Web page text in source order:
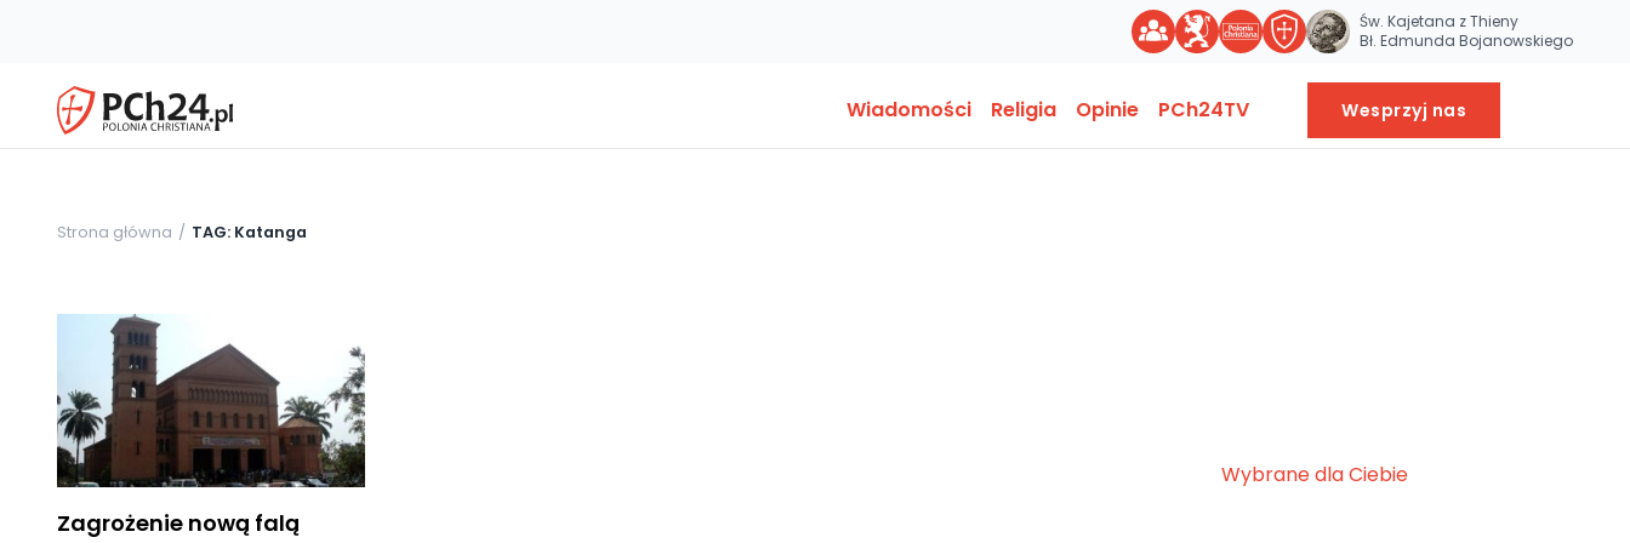
Św. Kajetana z Thieny
Bł. Edmunda Bojanowskiego
Wiadomości Religia Opinie PCh24TV Wesprzyj nas
Strona główna TAG: Katanga
Zagrożenie nową falą
Wybrane dla Ciebie